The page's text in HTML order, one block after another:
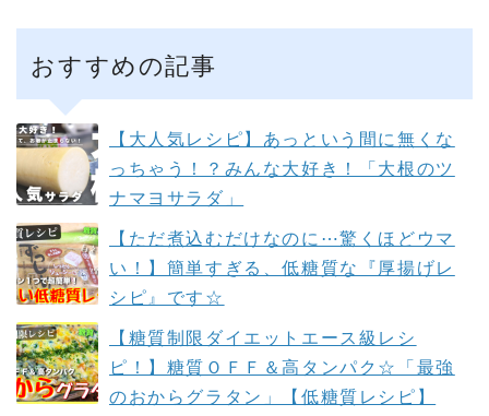
おすすめの記事
【大人気レシピ】あっという間に無くな
っちゃう！？みんな大好き！「大根のツ
ナマヨサラダ」
【ただ煮込むだけなのに⋯驚くほどウマ
い！】簡単すぎる、低糖質な『厚揚げレ
シピ』です☆
【糖質制限ダイエットエース級レシ
ピ！】糖質ＯＦＦ＆高タンパク☆「最強
のおからグラタン」【低糖質レシピ】